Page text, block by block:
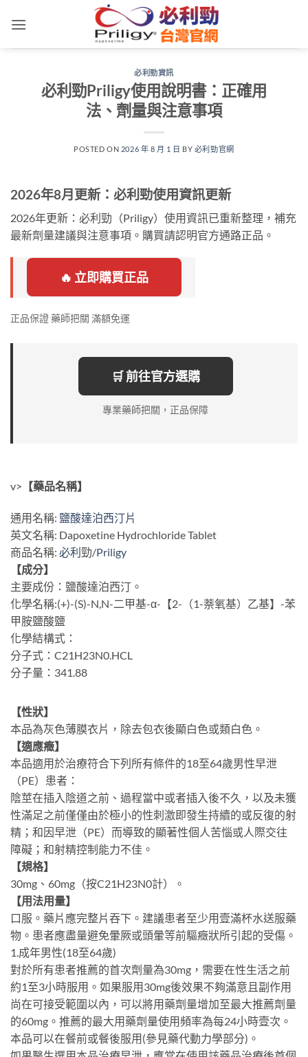
必利勁資訊
必利勁Priligy使用說明書：正確用
法、劑量與注意事項
POSTED ON 2026 年 8 月 1 日 BY 必利勁官網
2026年8月更新：必利勁使用資訊更新
2026年更新：必利勁（Priligy）使用資訊已重新整理，補充
最新劑量建議與注意事項。購買請認明官方通路正品。
🔥 立即購買正品
正品保證 藥師把關 滿額免運
🛒 前往官方選購
專業藥師把關，正品保障
v> 【藥品名稱】
通用名稱: 鹽酸達泊西汀片
英文名稱: Dapoxetine Hydrochloride Tablet
商品名稱: 必利勁/Priligy
【成分】
主要成份：鹽酸達泊西汀。
化學名稱:(+)-(S)-N,N-二甲基-α-【2-（1-萘氧基）乙基】-苯
甲胺鹽酸鹽
化學結構式：
分子式：C21H23N0.HCL
分子量：341.88
【性狀】
本品為灰色薄膜衣片，除去包衣後顯白色或類白色。
【適應癥】
本品適用於治療符合下列所有條件的18至64歲男性早泄
（PE）患者：
陰莖在插入陰道之前、過程當中或者插入後不久，以及未獲
性滿足之前僅僅由於極小的性刺激即發生持續的或反復的射
精；和因早泄（PE）而導致的顯著性個人苦惱或人際交往
障礙；和射精控制能力不佳。
【規格】
30mg、60mg（按C21H23N0計）。
【用法用量】
口服。藥片應完整片吞下。建議患者至少用壹滿杯水送服藥
物。患者應盡量避免暈厥或頭暈等前驅癥狀所引起的受傷。
1.成年男性(18至64歲)
對於所有患者推薦的首次劑量為30mg，需要在性生活之前
約1至3小時服用。如果服用30mg後效果不夠滿意且副作用
尚在可接受範圍以內，可以將用藥劑量增加至最大推薦劑量
的60mg。推薦的最大用藥劑量使用頻率為每24小時壹次。
本品可以在餐前或餐後服用(參見藥代動力學部分)。